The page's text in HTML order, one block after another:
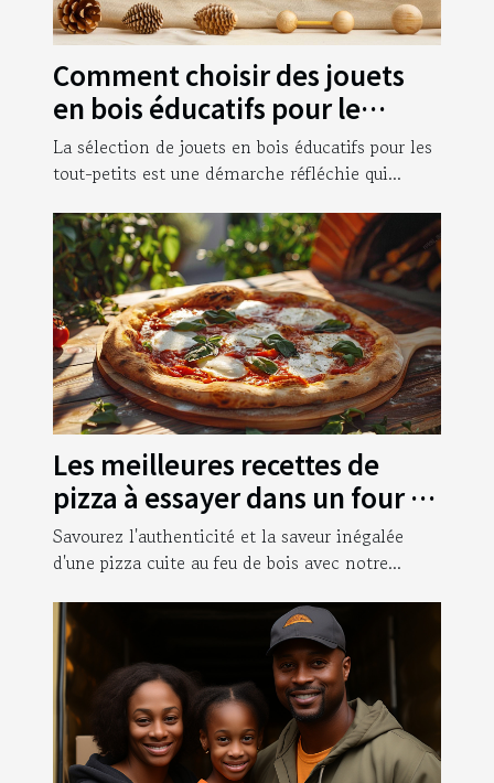
Comment choisir des jouets
en bois éducatifs pour le
développement des tout-
petits
La sélection de jouets en bois éducatifs pour les
tout-petits est une démarche réfléchie qui...
Les meilleures recettes de
pizza à essayer dans un four à
bois
Savourez l'authenticité et la saveur inégalée
d'une pizza cuite au feu de bois avec notre...